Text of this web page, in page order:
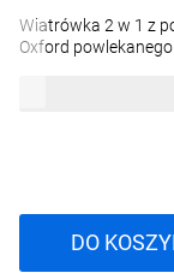
Wiatrówka 2 w 1 z
Oxford powlekanego
DO